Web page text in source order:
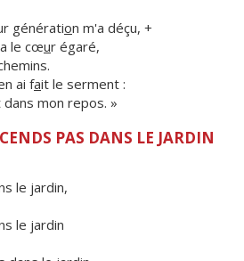
génération m'a déçu, +
le cœur égaré,
ai fait le serment :
dans mon repos. »
PAS DANS LE JARDIN
le jardin,
le jardin